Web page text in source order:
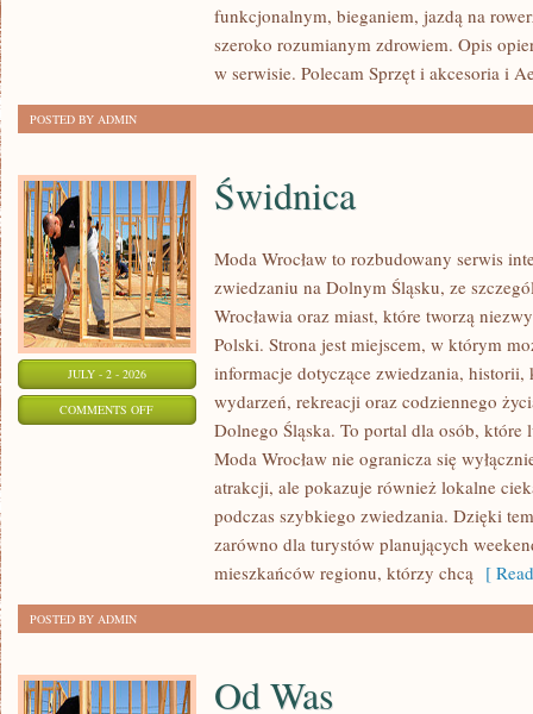
funkcjonalnym, bieganiem, jazdą na
szeroko rozumianym zdrowiem. Opis
w serwisie. Polecam Sprzęt i akcesoria i
POSTED BY ADMIN
JULY - 2 - 2026
COMMENTS OFFON
Świdnica
Moda Wrocław to rozbudowany serwis
zwiedzaniu na Dolnym Śląsku, ze
Wrocławia oraz miast, które tworzą
Polski. Strona jest miejscem, w którym
informacje dotyczące zwiedzania,
wydarzeń, rekreacji oraz codziennego
Dolnego Śląska. To portal dla osób, które
Moda Wrocław nie ogranicza się
atrakcji, ale pokazuje również lokalne
podczas szybkiego zwiedzania. Dzięki
zarówno dla turystów planujących
mieszkańców regionu, którzy chcą [
POSTED BY ADMIN
Od Was